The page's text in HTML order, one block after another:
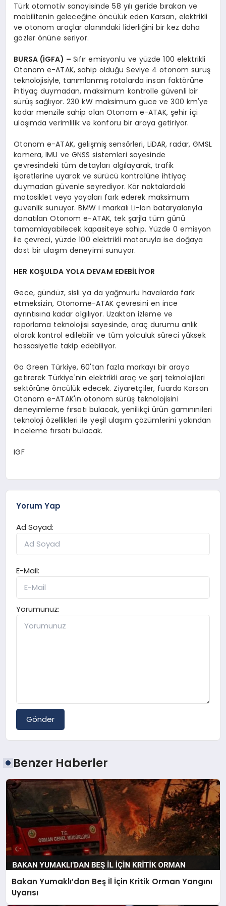
Türk otomotiv sanayisinde 58 yılı geride bırakan ve
mobilitenin geleceğine öncülük eden Karsan, elektrikli
ve otonom araçlar alanındaki liderliğini bir kez daha
gözler önüne seriyor.
BURSA (İGFA) – Sıfır emisyonlu ve yüzde 100 elektrikli
Otonom e-ATAK, sahip olduğu Seviye 4 otonom sürüş
teknolojisiyle, tanımlanmış rotalarda insan faktörüne
ihtiyaç duymadan, maksimum kontrolle güvenli bir
sürüş sağlıyor. 230 kW maksimum güce ve 300 km'ye
kadar menzile sahip olan Otonom e-ATAK, şehir içi
ulaşımda verimlilik ve konforu bir araya getiriyor.
Otonom e-ATAK, gelişmiş sensörleri, LiDAR, radar, GMSL
kamera, IMU ve GNSS sistemleri sayesinde
çevresindeki tüm detayları algılayarak, trafik
işaretlerine uyarak ve sürücü kontrolüne ihtiyaç
duymadan güvenle seyrediyor. Kör noktalardaki
motosiklet veya yayaları fark ederek maksimum
güvenlik sunuyor. BMW i markalı Li-Ion bataryalarıyla
donatılan Otonom e-ATAK, tek şarjla tüm günü
tamamlayabilecek kapasiteye sahip. Yüzde 0 emisyon
ile çevreci, yüzde 100 elektrikli motoruyla ise doğaya
dost bir ulaşım deneyimi sunuyor.
HER KOŞULDA YOLA DEVAM EDEBİLİYOR
Gece, gündüz, sisli ya da yağmurlu havalarda fark
etmeksizin, Otonome-ATAK çevresini en ince
ayrıntısına kadar algılıyor. Uzaktan izleme ve
raporlama teknolojisi sayesinde, araç durumu anlık
olarak kontrol edilebilir ve tüm yolculuk süreci yüksek
hassasiyetle takip edebiliyor.
Go Green Türkiye, 60'tan fazla markayı bir araya
getirerek Türkiye'nin elektrikli araç ve şarj teknolojileri
sektörüne öncülük edecek. Ziyaretçiler, fuarda Karsan
Otonom e-ATAK'ın otonom sürüş teknolojisini
deneyimleme fırsatı bulacak, yenilikçi ürün gamınınileri
teknoloji özellikleri ile yeşil ulaşım çözümlerini yakından
inceleme fırsatı bulacak.
IGF
Yorum Yap
Ad Soyad:
E-Mail:
Yorumunuz:
Gönder
Benzer Haberler
Bakan Yumaklı’dan Beş İl İçin Kritik Orman Yangını
Uyarısı